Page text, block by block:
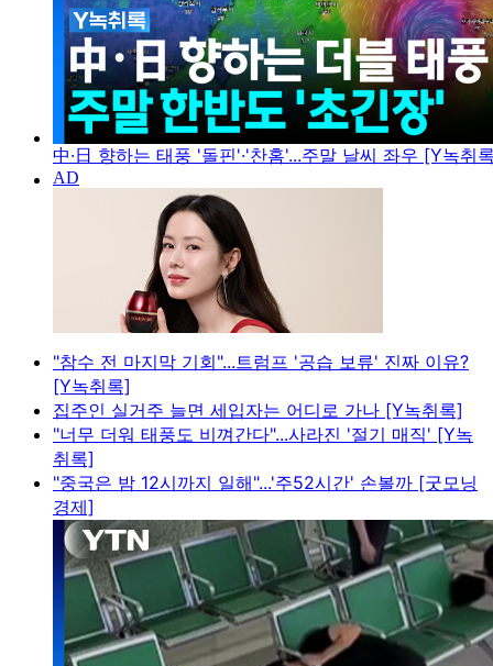
中·日 향하는 태풍 '돌핀'·'찬홈'...주말 날씨 좌우 [Y녹취
"참수 전 마지막 기회"...트럼프 '공습 보류' 진짜 이유?
[Y녹취록]
집주인 실거주 늘면 세입자는 어디로 가나 [Y녹취록]
"너무 더워 태풍도 비껴간다"...사라진 '절기 매직' [Y녹
취록]
"중국은 밤 12시까지 일해"...'주52시간' 손볼까 [굿모닝
경제]